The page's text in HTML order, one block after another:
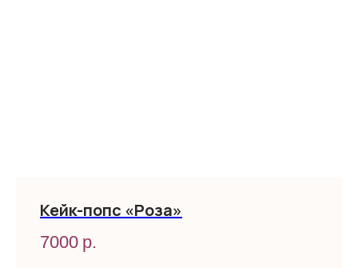
Кейк-попс «Роза»
7000 р.